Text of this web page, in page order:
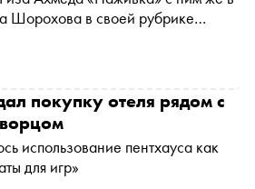
Шорохова в своей рубрике
стоят вашего внимания
покупку отеля рядом с
использование пентхауса как
для игр»